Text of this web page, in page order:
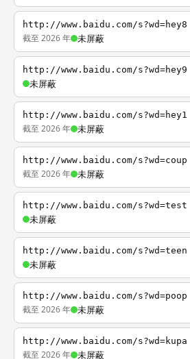
http://www.baidu.com/s?wd=hey8
截至 2026 年 未屏蔽
http://www.baidu.com/s?wd=hey9
未屏蔽
http://www.baidu.com/s?wd=hey1
截至 2026 年 未屏蔽
http://www.baidu.com/s?wd=coup
截至 2026 年 未屏蔽
http://www.baidu.com/s?wd=test
未屏蔽
http://www.baidu.com/s?wd=teen
未屏蔽
http://www.baidu.com/s?wd=poop
截至 2026 年 未屏蔽
http://www.baidu.com/s?wd=kupa
截至 2026 年 未屏蔽